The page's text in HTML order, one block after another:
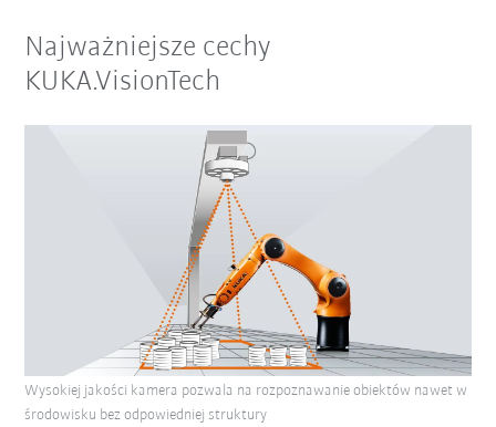
Najważniejsze cechy
KUKA.VisionTech
Wysokiej jakości kamera pozwala na rozpoznawanie obiektów nawet w
środowisku bez odpowiedniej struktury